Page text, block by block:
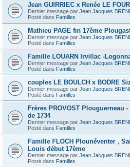
Jean GUIRRIEC x Renée LE
Dernier message par Jean Jacques
Posté dans Familles
Mathieu PAGE fin 17ème
Dernier message par Jean Jacques
Posté dans Familles
Famille LOUARN Irvillac -
Dernier message par Jean Jacques
Posté dans Familles
couples LE BOULCH x BODRE
Dernier message par Jean Jacques
Posté dans Familles
Frères PROVOST Plouguerneau
de 1734
Dernier message par Jean Jacques
Posté dans Familles
Famille FLOCH Plounéventer ,
Louis début 17ème
Dernier message par Jean Jacques
Posté dans Familles